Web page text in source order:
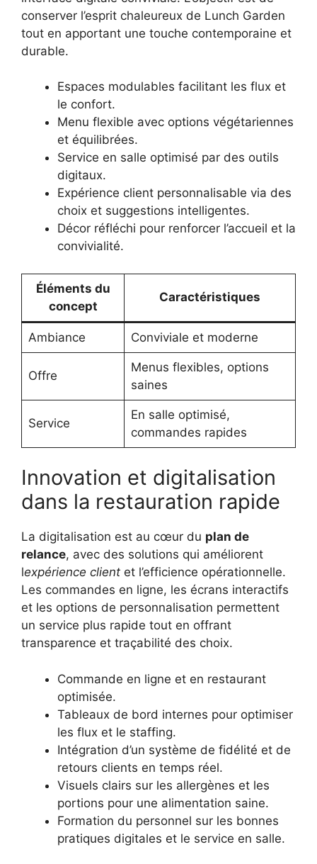
conserver l’esprit chaleureux de Lunch Garden
tout en apportant une touche contemporaine et
durable.
Espaces modulables facilitant les flux et
le confort.
Menu flexible avec options végétariennes
et équilibrées.
Service en salle optimisé par des outils
digitaux.
Expérience client personnalisable via des
choix et suggestions intelligentes.
Décor réfléchi pour renforcer l’accueil et la
convivialité.
Éléments du
concept
Caractéristiques
Ambiance Conviviale et moderne
Offre
Menus flexibles, options
saines
Service
En salle optimisé,
commandes rapides
Innovation et digitalisation
dans la restauration rapide
La digitalisation est au cœur du plan de
relance, avec des solutions qui améliorent
lexpérience client et l’efficience opérationnelle.
Les commandes en ligne, les écrans interactifs
et les options de personnalisation permettent
un service plus rapide tout en offrant
transparence et traçabilité des choix.
Commande en ligne et en restaurant
optimisée.
Tableaux de bord internes pour optimiser
les flux et le staffing.
Intégration d’un système de fidélité et de
retours clients en temps réel.
Visuels clairs sur les allergènes et les
portions pour une alimentation saine.
Formation du personnel sur les bonnes
pratiques digitales et le service en salle.